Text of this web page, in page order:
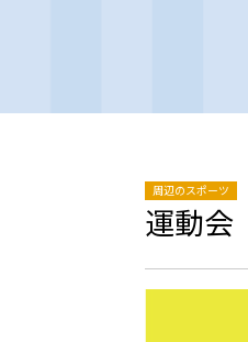
周辺のスポーツ
運動会